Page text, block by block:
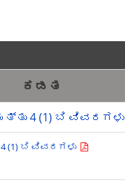
ಕಡತ
4 (1) ಬಿ ವಿವರಗಳು
4 (1) ಬಿ ವಿವರಗಳು